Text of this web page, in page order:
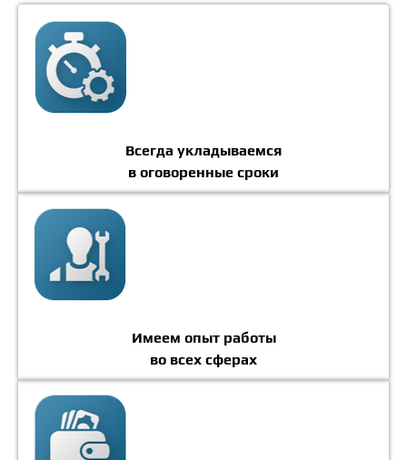
Всегда укладываемся
в оговоренные сроки
Имеем опыт работы
во всех сферах